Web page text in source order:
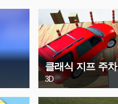
클래식 지프 주차
3D